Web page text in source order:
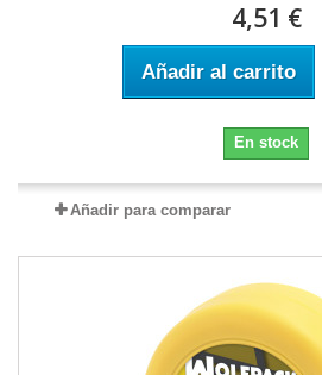
4,51 €
Añadir al carrito
En stock
Añadir para comparar